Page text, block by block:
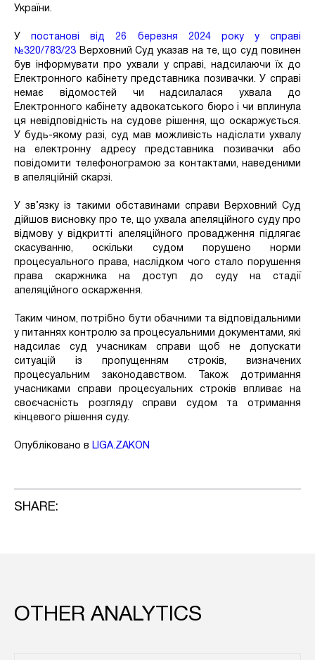
України.
Упостанові від 26 березня 2024 року у справі
№320/783/23 Верховний Суд указав на те, що суд повинен
був інформувати про ухвали у справі, надсилаючи їх до
Електронного кабінету представника позивачки. У справі
немає відомостей чи надсилалася ухвала до
Електронного кабінету адвокатського бюро і чи вплинула
ця невідповідність на судове рішення, що оскаржується.
У будь-якому разі, суд мав можливість надіслати ухвалу
на електронну адресу представника позивачки або
повідомити телефонограмою за контактами, наведеними
в апеляційній скарзі.
У зв’язку із такими обставинами справи Верховний Суд
дійшов висновку про те, що ухвала апеляційного суду про
відмову у відкритті апеляційного провадження підлягає
скасуванню, оскільки судом порушено норми
процесуального права, наслідком чого стало порушення
права скаржника на доступ до суду на стадії
апеляційного оскарження.
Таким чином, потрібно бути обачними та відповідальними
у питаннях контролю за процесуальними документами, які
надсилає суд учасникам справи щоб не допускати
ситуацій із пропущенням строків, визначених
процесуальним законодавством. Також дотримання
учасниками справи процесуальних строків впливає на
своєчасність розгляду справи судом та отримання
кінцевого рішення суду.
Опубліковано в LIGA.ZAKON
SHARE:
OTHER ANALYTICS